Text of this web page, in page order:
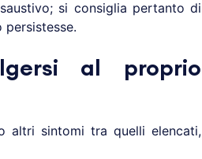
si consiglia pertanto di
al proprio
altri sintomi tra quelli elencati,